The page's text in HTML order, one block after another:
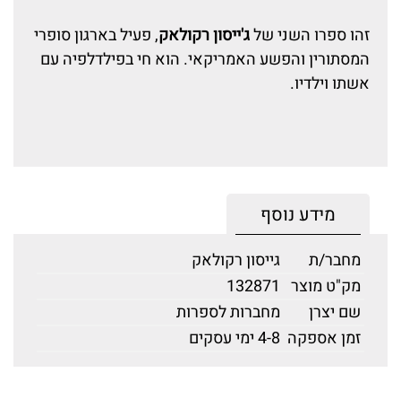
זהו ספרו השני שלג'ייסון רקולאק, פעיל בארגון סופרי
המסתורין והפשע האמריקאי. הוא חי בפילדלפיה עם
אשתו וילדיו.
מידע נוסף
מחבר/ת
גייסון רקולאק
מק"ט מוצר 132871
שם יצרן
מחברות לספרות
זמן אספקה 4-8 ימי עסקים